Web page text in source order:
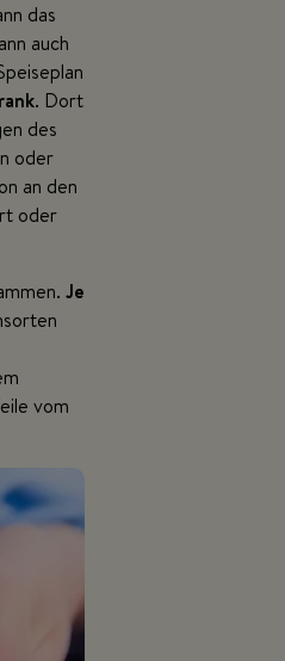
das
auch
. Dort
des
oder
an den
oder
Je
vom